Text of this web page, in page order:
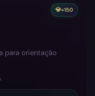
💎+150
para orientação